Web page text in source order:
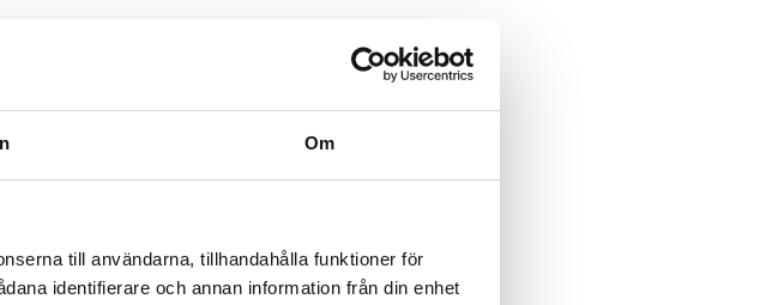
Om
till användarna, tillhandahålla funktioner för
identifierare och annan information från din enhet